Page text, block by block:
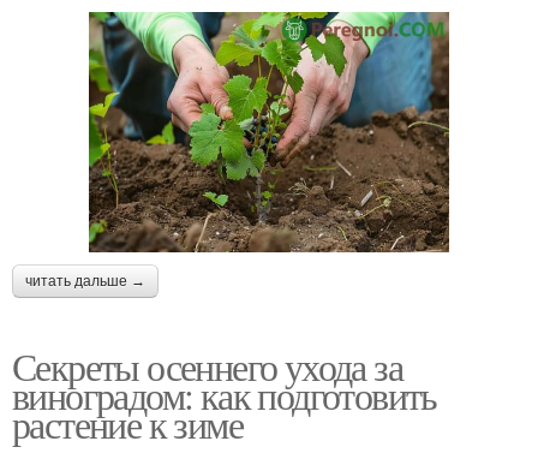
читать дальше →
Секреты осеннего ухода за
виноградом: как подготовить
растение к зиме